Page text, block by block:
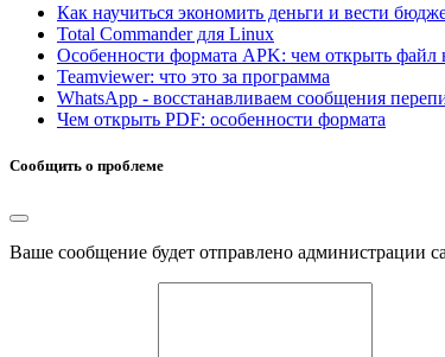
Как научиться экономить деньги и вести
Total Commander для Linux
Особенности формата APK: чем открыть
Teamviewer: что это за программа
WhatsApp - восстанавливаем сообщения
Чем открыть PDF: особенности формата
Сообщить о проблеме
Ваше сообщение будет отправлено администрации